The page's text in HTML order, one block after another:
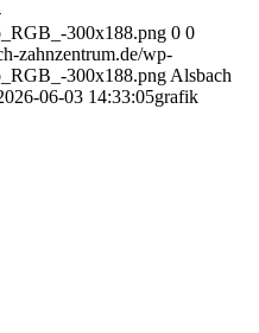
300x188.png 0 0
zahnzentrum.de/wp-
300x188.png Alsbach
06-03 14:33:05grafik